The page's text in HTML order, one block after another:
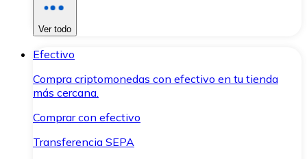
Ver todo
Efectivo
Compra criptomonedas con efectivo en tu tienda
más cercana.
Comprar con efectivo
Transferencia SEPA